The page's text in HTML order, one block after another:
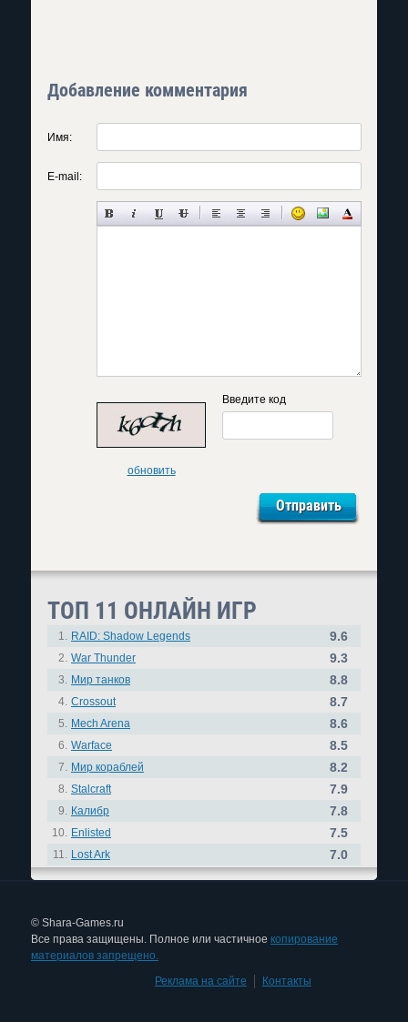
Добавление комментария
Имя:
E-mail:
обновить
Введите код
ТОП 11 ОНЛАЙН ИГР
1. RAID: Shadow Legends 9.6
2. War Thunder 9.3
3. Мир танков 8.8
4. Crossout 8.7
5. Mech Arena 8.6
6. Warface 8.5
7. Мир кораблей 8.2
8. Stalcraft 7.9
9. Калибр 7.8
10. Enlisted 7.5
11. Lost Ark 7.0
© Shara-Games.ru
Все права защищены. Полное или частичное копирование
материалов запрещено.
Реклама на сайте
Контакты